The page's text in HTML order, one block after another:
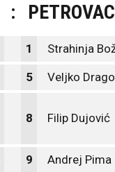
: PETROVAC
1 Strahinja
5 Veljko
8 Filip Dujović
9 Andrej Pima